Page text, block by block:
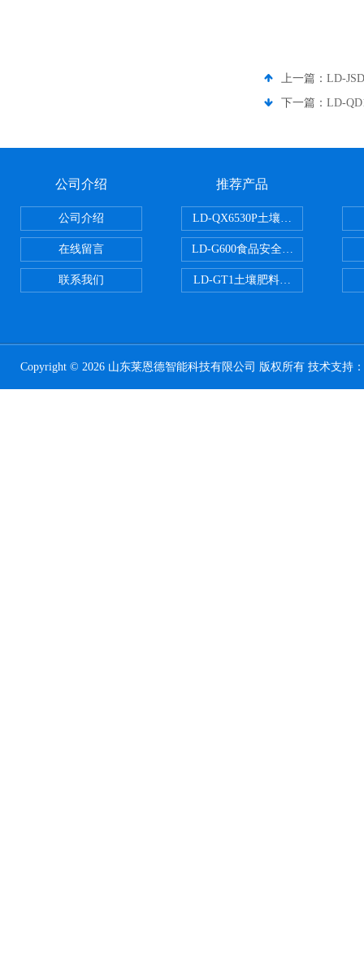
上一篇： LD-
下一篇： LD-
公司介绍
公司介绍
在线留言
联系我们
推荐产品
LD-QX6530P土壤氧化还原电位检
LD-G600食品安全检测仪
LD-GT1土壤肥料养分检测仪
Copyright © 2026 山东莱恩德智能科技有限公司 版权所有 技术支持：